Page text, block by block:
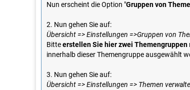
Nun erscheint die Option "Gruppen von
2. Nun gehen Sie auf:
Übersicht => Einstellungen =>Gruppen von
Bitteerstellen Sie hier zwei Themengruppen
innerhalb dieser Themengruppe ausgewählt
3. Nun gehen Sie auf:
Übersicht => Einstellungen => Themen